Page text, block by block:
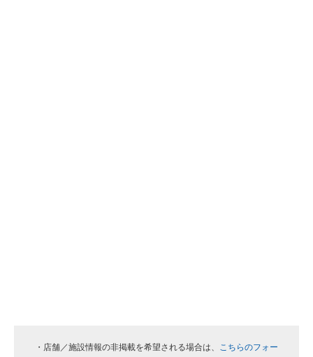
・店舗／施設情報の非掲載を希望される場合は、 こちらのフォー